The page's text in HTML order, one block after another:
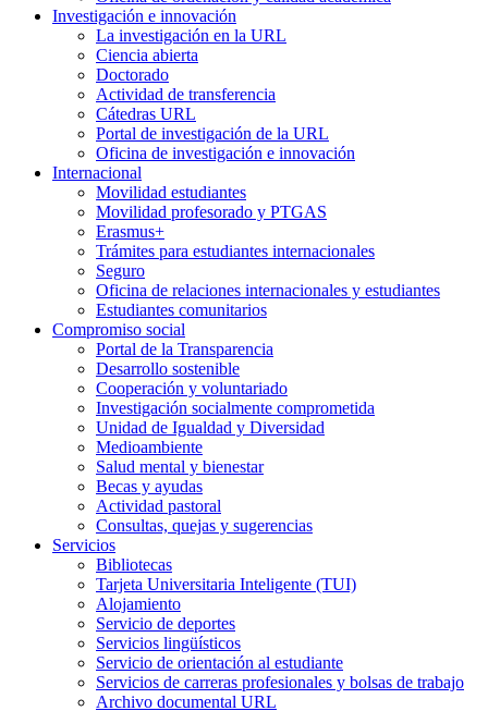
Investigación e innovación
La investigación en la URL
Ciencia abierta
Doctorado
Actividad de transferencia
Cátedras URL
Portal de investigación de la URL
Oficina de investigación e innovación
Internacional
Movilidad estudiantes
Movilidad profesorado y PTGAS
Erasmus+
Trámites para estudiantes internacionales
Seguro
Oficina de relaciones internacionales y estudiantes
Estudiantes comunitarios
Compromiso social
Portal de la Transparencia
Desarrollo sostenible
Cooperación y voluntariado
Investigación socialmente comprometida
Unidad de Igualdad y Diversidad
Medioambiente
Salud mental y bienestar
Becas y ayudas
Actividad pastoral
Consultas, quejas y sugerencias
Servicios
Bibliotecas
Tarjeta Universitaria Inteligente (TUI)
Alojamiento
Servicio de deportes
Servicios lingüísticos
Servicio de orientación al estudiante
Servicios de carreras profesionales y bolsas de trabajo
Archivo documental URL